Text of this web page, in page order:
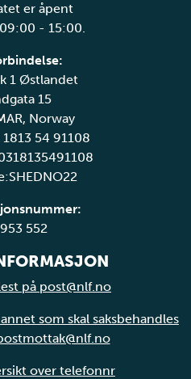
er åpent
- 15:00.
1 Østlandet
15
Norway
54 91108
552
på post@nlf.no
som skal saksbehandles
over telefonnr